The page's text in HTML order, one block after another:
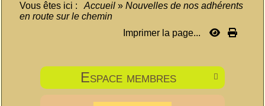
Vous êtes ici : Accueil » Nouvelles de nos adhérents
en route sur le chemin
Imprimer la page...

Espace membres